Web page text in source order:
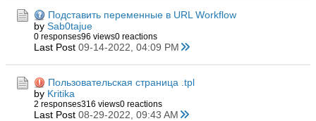
Подставить переменные в URL Workflow
by Sab0tajue
0 responses96 views0 reactions
Last Post 09-14-2022, 04:09 PM
Пользовательская страница .tpl
by Kritika
2 responses316 views0 reactions
Last Post 08-29-2022, 09:43 AM